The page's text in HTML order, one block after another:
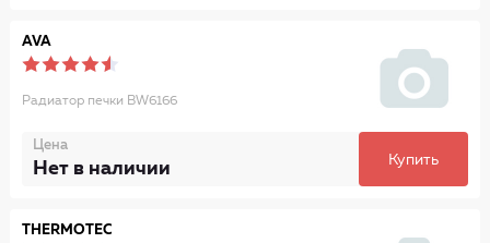
AVA
Радиатор печки BW6166
Цена
Нет в наличии Купить
THERMOTEC